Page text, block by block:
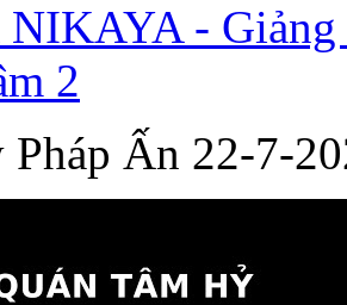
-
2
Ấn 22-7-